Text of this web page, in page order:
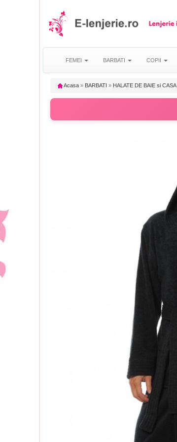
FEMEI BARBATI COPII
Acasa » BARBATI » HALATE DE BAIE si CASA